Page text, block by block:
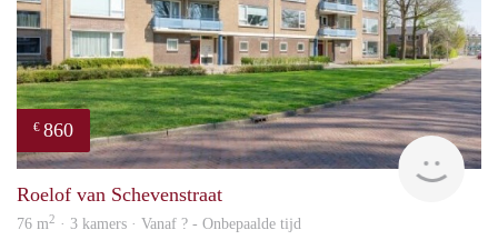
€ 860
Roelof van Schevenstraat
76 m2 · 3 kamers · Vanaf ? - Onbepaalde tijd